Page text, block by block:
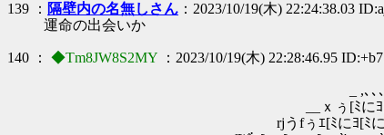
139 ： 隔壁内の名無しさん ：2023/10/19(木) 22:24:38.03
運命の出会いか
140 ： ◆Tm8JW8S2MY ：2023/10/19(木) 22:28:46.95
_ ,､､､､､、
__ｘぅ[ﾐにﾖ[ﾐにﾖ
rjうfぅｴ[ﾐにﾖ[ﾐにﾖ[ﾐに